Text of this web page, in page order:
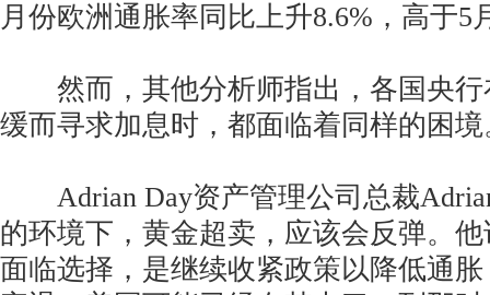
月份欧洲通胀率同比上升8.6%，高于5
然而，其他分析师指出，各国央行
缓而寻求加息时，都面临着同样的困境
Adrian Day资产管理公司总裁
的环境下，黄金超卖，应该会反弹。
面临选择，是继续收紧政策以降低通